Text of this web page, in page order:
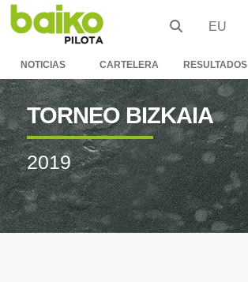
EU
NOTICIAS CARTELERA RESULTADOS
TORNEO BIZKAIA
2019